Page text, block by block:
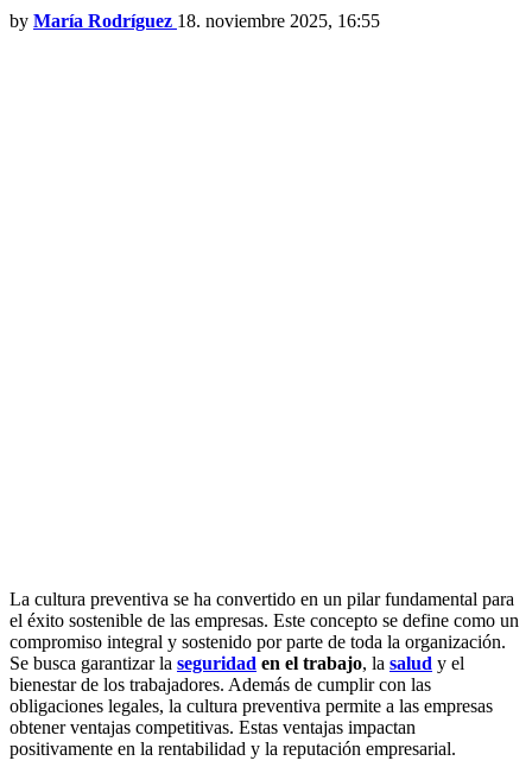
by María Rodríguez 18. noviembre 2025, 16:55
La cultura preventiva se ha convertido en un pilar fundamental para
el éxito sostenible de las empresas. Este concepto se define como un
compromiso integral y sostenido por parte de toda la organización.
Se busca garantizar la seguridad en el trabajo, la salud y el
bienestar de los trabajadores. Además de cumplir con las
obligaciones legales, la cultura preventiva permite a las empresas
obtener ventajas competitivas. Estas ventajas impactan
positivamente en la rentabilidad y la reputación empresarial.